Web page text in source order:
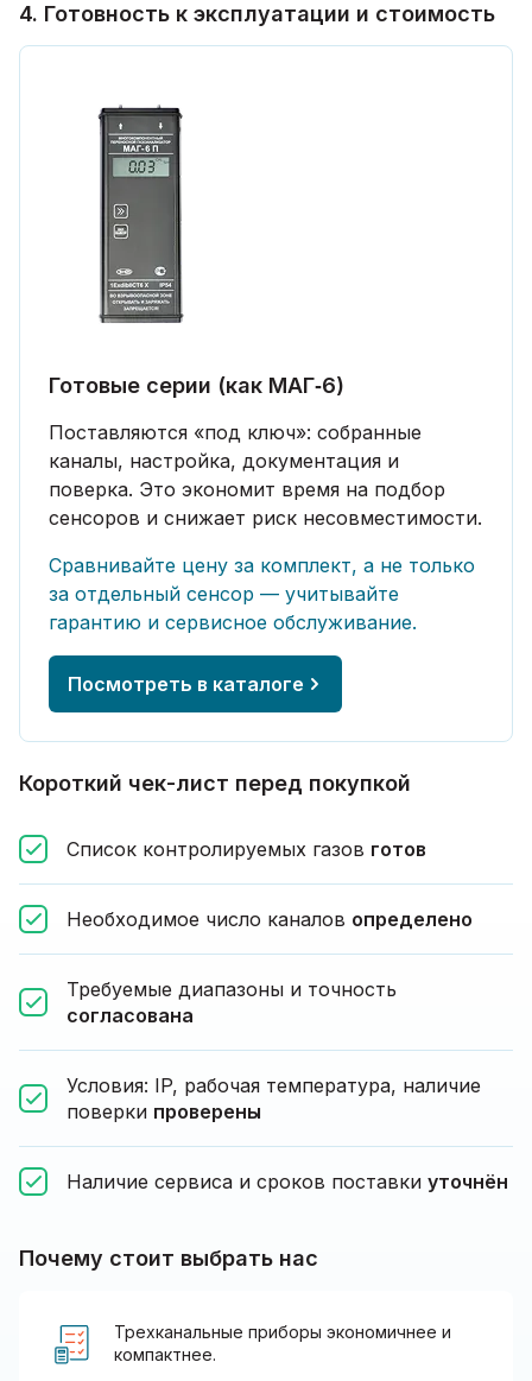
4. Готовность к эксплуатации и стоимость
Готовые серии (как МАГ‑6)
Поставляются «под ключ»: собранные
каналы, настройка, документация и
поверка. Это экономит время на подбор
сенсоров и снижает риск несовместимости.
Сравнивайте цену за комплект, а не только
за отдельный сенсор — учитывайте
гарантию и сервисное обслуживание.
Посмотреть в каталоге
Короткий чек-лист перед покупкой
Список контролируемых газов готов
Необходимое число каналов определено
Требуемые диапазоны и точность
согласована
Условия: IP, рабочая температура, наличие
поверки проверены
Наличие сервиса и сроков поставки уточнён
Почему стоит выбрать нас
Трехканальные приборы экономичнее и
компактнее.